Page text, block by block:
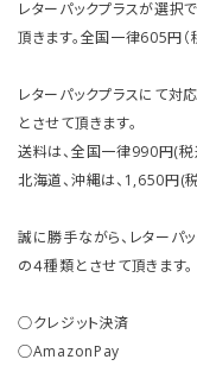
レターパックプラスが選択
頂きます。全国一律605円（
レターパックプラスにて対
とさせて頂きます。
送料は、全国一律990円(税
北海道、沖縄は、1,650円(
誠に勝手ながら、レターパ
の４種類とさせて頂きます。
○クレジット決済
○AmazonPay